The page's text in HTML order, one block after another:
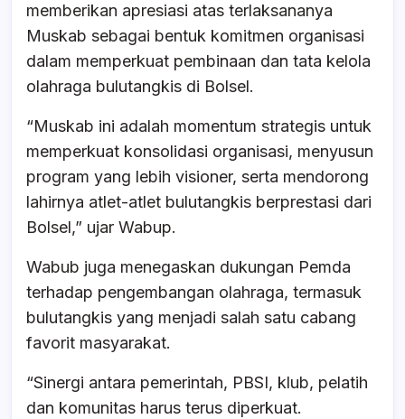
memberikan apresiasi atas terlaksananya
Muskab sebagai bentuk komitmen organisasi
dalam memperkuat pembinaan dan tata kelola
olahraga bulutangkis di Bolsel.
“Muskab ini adalah momentum strategis untuk
memperkuat konsolidasi organisasi, menyusun
program yang lebih visioner, serta mendorong
lahirnya atlet-atlet bulutangkis berprestasi dari
Bolsel,” ujar Wabup.
Wabub juga menegaskan dukungan Pemda
terhadap pengembangan olahraga, termasuk
bulutangkis yang menjadi salah satu cabang
favorit masyarakat.
“Sinergi antara pemerintah, PBSI, klub, pelatih
dan komunitas harus terus diperkuat.